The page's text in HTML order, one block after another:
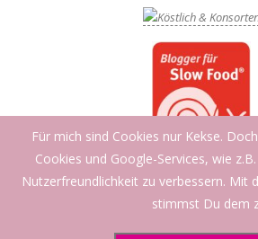
Für mich sind Cookies nur Kekse.
Cookies und Google-Services, wie
Nutzerfreundlichkeit zu verbessern. Mit
stimmst Du dem